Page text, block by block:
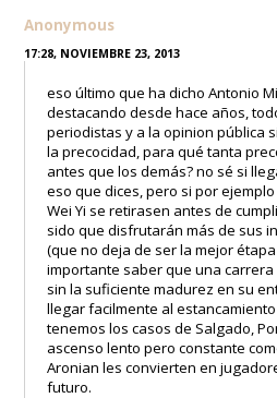
Anonymous
17:28, NOVIEMBRE 23, 2013
eso último que ha dicho Antonio
destacando desde hace años,
periodistas y a la opinion pública
la precocidad, para qué tanta
antes que los demás? no sé si
eso que dices, pero si por
Wei Yi se retirasen antes de
sido que disfrutarán más de sus
(que no deja de ser la mejor
importante saber que una
sin la suficiente madurez en su
llegar facilmente al
tenemos los casos de Salgado,
ascenso lento pero constante
Aronian les convierten en
futuro.